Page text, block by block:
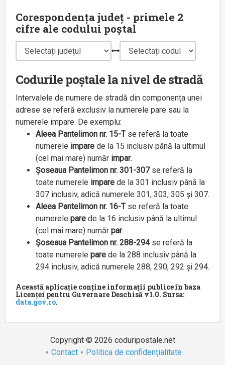
Corespondența județ - primele 2
cifre ale codului poștal
Codurile poștale la nivel de stradă
Intervalele de numere de stradă din componența unei
adrese se referă exclusiv la numerele pare sau la
numerele impare. De exemplu:
Aleea Pantelimon nr. 15-Tse referă la toate
numerele impare de la 15 inclusiv până la ultimul
(cel mai mare) număr impar.
Șoseaua Pantelimon nr. 301-307se referă la
toate numerele impare de la 301 inclusiv până la
307 inclusiv, adică numerele 301, 303, 305 și 307.
Aleea Pantelimon nr. 16-Tse referă la toate
numerele pare de la 16 inclusiv până la ultimul
(cel mai mare) număr par.
Șoseaua Pantelimon nr. 288-294se referă la
toate numerele pare de la 288 inclusiv până la
294 inclusiv, adică numerele 288, 290, 292 și 294.
Această aplicație conține informații publice în baza
Licenței pentru Guvernare Deschisă v1.0. Sursa:
data.gov.ro.
Copyright © 2026 coduripostale.net
Contact
Politica de confidențialitate